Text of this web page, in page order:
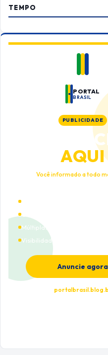
TEMPO
PORTAL
BRASIL
PUBLICIDADE
AQUI
Você informado a todo
Múltiplas categorias
Visibilidade premium
Anuncie agora